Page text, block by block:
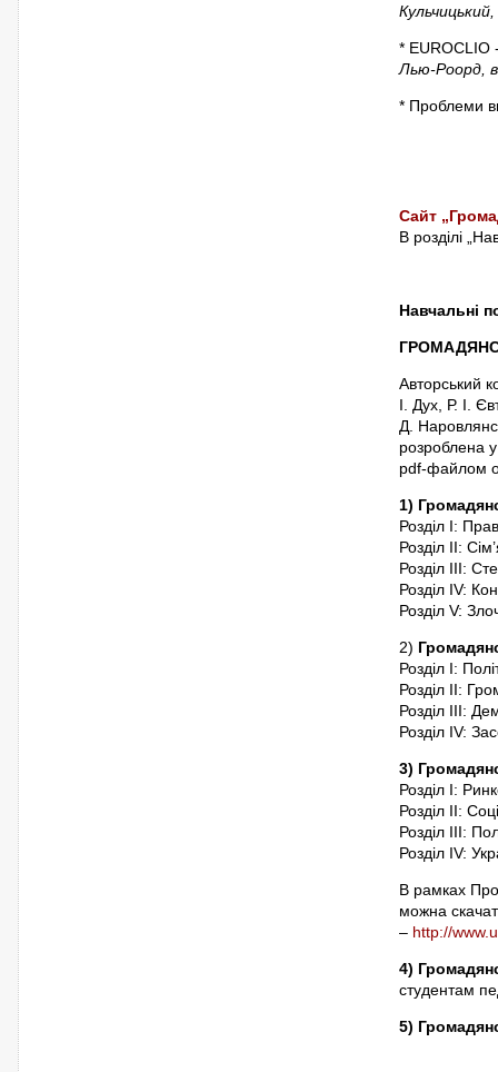
* EUROCLIO
Лью-Роорд,
* Проблеми
Сайт
В розділі
Навчальні
Авторський
І. Дух, Р. І.
Д.
розроблена
pdf-файлом
1)
Розділ І:
Розділ IІ:
Розділ ІII:
Розділ ІV:
Розділ V:
2)
Розділ І:
Розділ ІI:
Розділ IIІ:
Розділ ІV:
3)
Розділ І:
Розділ ІI:
Розділ IIІ:
Розділ ІV:
В рамках
можна
– http://
4)
студентам
5)